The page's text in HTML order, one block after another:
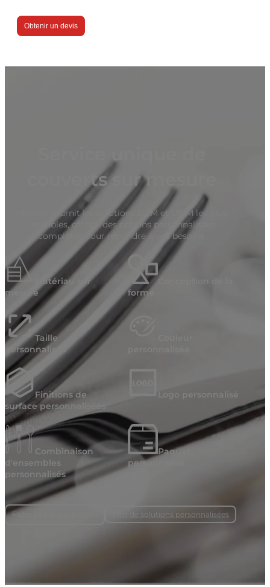
Obtenir un devis
couverts sur mesure
Mcallen fournit les solutions OEM et ODM les plus
rentables, offrant des options personnalisées
complètes pour répondre à vos besoins.
Matériau sur
mesure
Conception de la
forme
Taille
personnalisée
Finitions de
surface personnalisées
Logo personnalisé
Combinaison
d'ensembles
personnalisés
Paquet
personnalisé
Faites part de vos besoins Plus de solutions personnalisées